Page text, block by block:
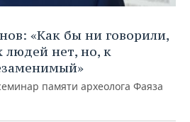
«Как бы ни говорили,
нет, но, к
памяти археолога Фаяза